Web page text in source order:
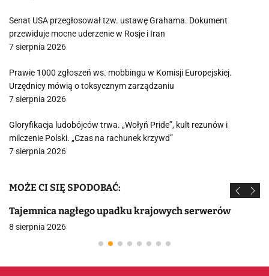
Senat USA przegłosował tzw. ustawę Grahama. Dokument
przewiduje mocne uderzenie w Rosje i Iran
7 sierpnia 2026
Prawie 1000 zgłoszeń ws. mobbingu w Komisji Europejskiej.
Urzędnicy mówią o toksycznym zarządzaniu
7 sierpnia 2026
Gloryfikacja ludobójców trwa. „Wołyń Pride”, kult rezunów i
milczenie Polski. „Czas na rachunek krzywd”
7 sierpnia 2026
MOŻE CI SIĘ SPODOBAĆ:
Tajemnica nagłego upadku krajowych serwerów
8 sierpnia 2026